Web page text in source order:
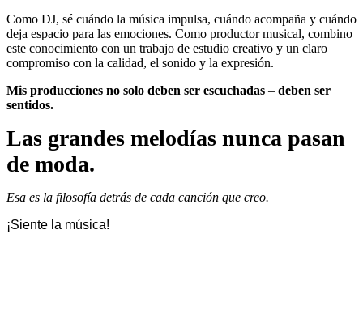
Como DJ, sé cuándo la música impulsa, cuándo acompaña y cuándo
deja espacio para las emociones. Como productor musical, combino
este conocimiento con un trabajo de estudio creativo y un claro
compromiso con la calidad, el sonido y la expresión.
Mis producciones no solo deben ser escuchadas – deben ser
sentidos.
Las grandes melodías nunca pasan
de moda.
Esa es la filosofía detrás de cada canción que creo.
¡Siente la música!